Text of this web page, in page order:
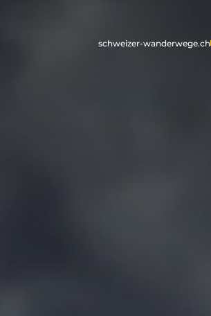
schweizer-wanderwege.ch